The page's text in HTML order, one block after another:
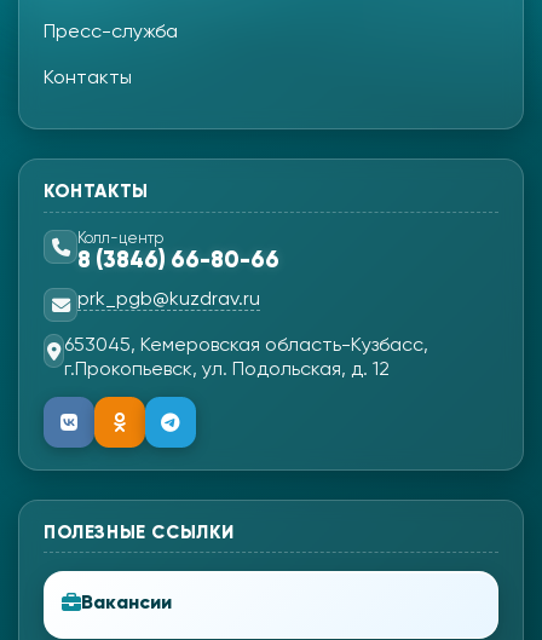
Пресс-служба
Контакты
КОНТАКТЫ
Колл-центр
8 (3846) 66-80-66
prk_pgb@kuzdrav.ru
653045, Кемеровская область-Кузбасс,
г.Прокопьевск, ул. Подольская, д. 12
ПОЛЕЗНЫЕ ССЫЛКИ
Вакансии